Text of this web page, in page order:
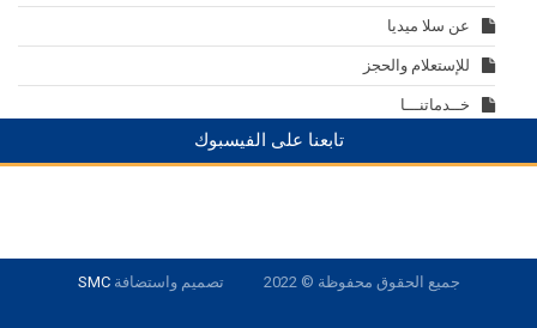
عن سلا ميديا
للإستعلام والحجز
خــدماتنـــا
تابعنا على الفيسبوك
جميع الحقوق محفوظة © 2022 تصميم واستضافةSMC